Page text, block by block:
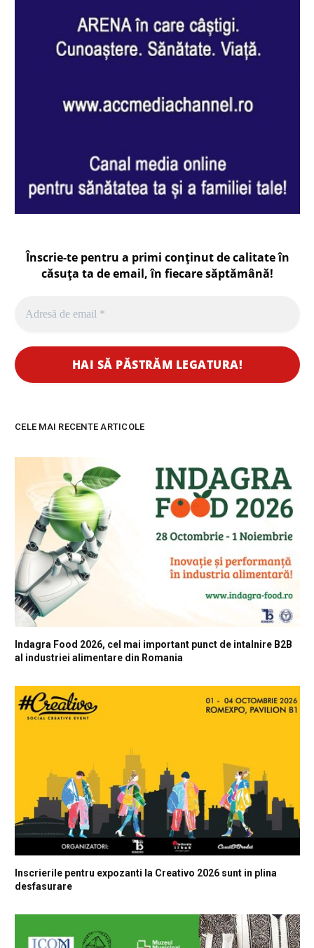
Înscrie-te pentru a primi conținut de calitate în
căsuța ta de email, în fiecaresăptămână!
CELE MAI RECENTE ARTICOLE
Indagra Food 2026, cel mai important punct de intalnire B2B
al industriei alimentare din Romania
Inscrierile pentru expozanti la Creativo 2026 sunt in plina
desfasurare